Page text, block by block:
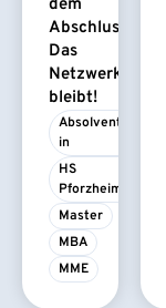
dem
Abschluss.
Das
Netzwerk
bleibt!
Absolvent/-
in
HS
Pforzheim
Master
MBA
MME